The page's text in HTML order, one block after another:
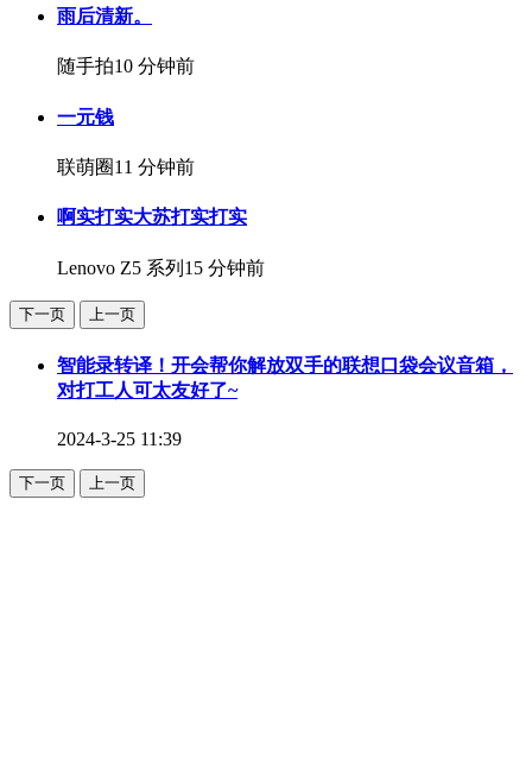
雨后清新。
随手拍10 分钟前
一元钱
联萌圈11 分钟前
啊实打实大苏打实打实
Lenovo Z5 系列 15 分钟前
下一页 上一页
智能录转译！开会帮你解放双手的联想口袋会议音箱，
对打工人可太友好了~
2024-3-25 11:39
下一页 上一页